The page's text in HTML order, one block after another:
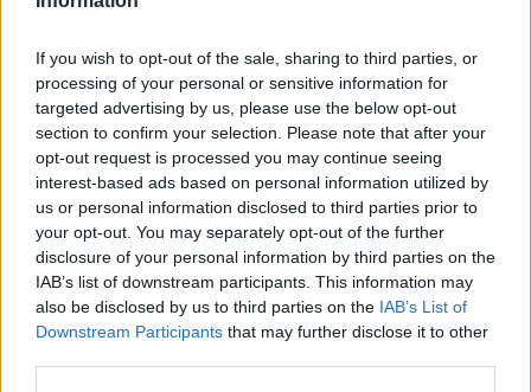
If you wish to opt-out of the sale, sharing to third parties, or
processing of your personal or sensitive information for
targeted advertising by us, please use the below opt-out
section to confirm your selection. Please note that after your
opt-out request is processed you may continue seeing
interest-based ads based on personal information utilized by
us or personal information disclosed to third parties prior to
your opt-out. You may separately opt-out of the further
disclosure of your personal information by third parties on the
IAB’s list of downstream participants. This information may
also be disclosed by us to third parties on the IAB’s List of
Downstream Participants that may further disclose it to other
🪐🚀 Canciones para Ver las Estrellas:
Psicodelia y Space Rock 🎸✨
🌌🚀 Viaje intergaláctico: la mejor selección de
psicodelia, space rock y atmósferas cósmicas para
tus noches de astronomía. 🪐🎸 Desconecta, mira
al firmamento y siente la gravedad cero. 💾 ¡Guarda
esta colección para tu próxima noche estrellada!
✨⭐
Letras Top Artistas Playlists
B C D E F G H I J K L